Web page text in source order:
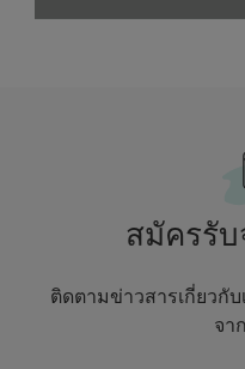
สมัครรั
ติดตามข่าวสารเกี่ยวกั
จา